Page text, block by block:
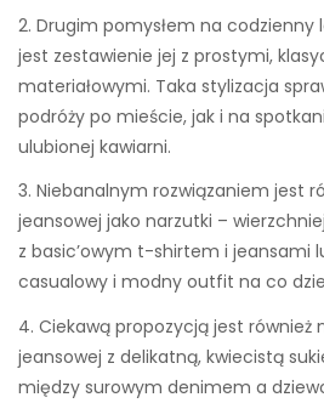
2. Drugim pomysłem na codzienny
jest zestawienie jej z prostymi,
materiałowymi. Taka stylizacja
podróży po mieście, jak i na
ulubionej kawiarni.
3. Niebanalnym rozwiązaniem jest
jeansowej jako narzutki –
z basic’owym t-shirtem i jeansami
casualowy i modny outfit na co
4. Ciekawą propozycją jest również
jeansowej z delikatną, kwiecistą
między surowym denimem a